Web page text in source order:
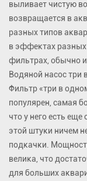
выливает чистую
возвращается в
разных типов
в эффектах
фильтрах, обычно
Водяной насос три
Фильтр «три в
популярен, самая
что у него есть
этой штуки ничем
подкачки.
велика, что
для больших